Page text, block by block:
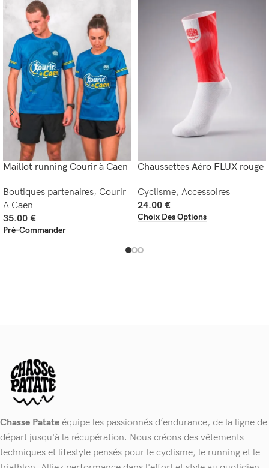
Maillot running Courir à Caen
Boutiques partenaires, Courir
A Caen
35.00 €
Pré-Commander
Chaussettes Aéro FLUX rouge
Cyclisme, Accessoires
24.00 €
Choix Des Options
Chasse Patate équipe les passionnés d’endurance, de la ligne de
départ jusqu'à la récupération. Nous créons des vêtements
techniques et lifestyle pensés pour le cyclisme, le running et le